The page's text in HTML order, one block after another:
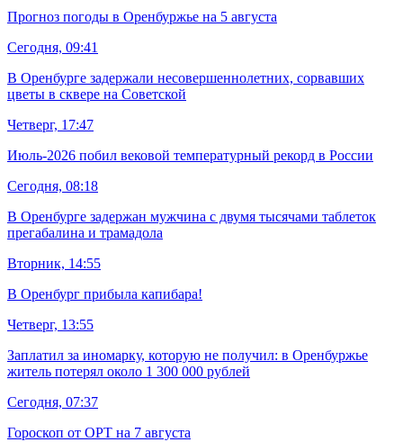
Прогноз погоды в Оренбуржье на 5 августа
Сегодня, 09:41
В Оренбурге задержали несовершеннолетних, сорвавших
цветы в сквере на Советской
Четверг, 17:47
Июль-2026 побил вековой температурный рекорд в России
Сегодня, 08:18
В Оренбурге задержан мужчина с двумя тысячами таблеток
прегабалина и трамадола
Вторник, 14:55
В Оренбург прибыла капибара!
Четверг, 13:55
Заплатил за иномарку, которую не получил: в Оренбуржье
житель потерял около 1 300 000 рублей
Сегодня, 07:37
Гороскоп от ОРТ на 7 августа